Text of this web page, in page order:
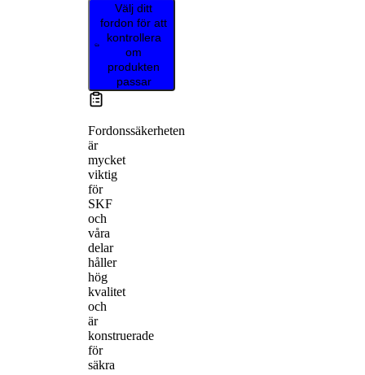
Välj ditt
fordon för att
kontrollera
om
produkten
passar
Fordonssäkerheten
är
mycket
viktig
för
SKF
och
våra
delar
håller
hög
kvalitet
och
är
konstruerade
för
säkra